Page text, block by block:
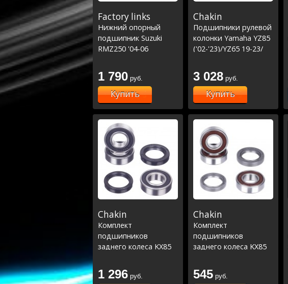
Factory links
Нижний опорный
подшипник Suzuki
RMZ250 '04-06
'98-07 KX250F '04-14
KX450F '06-14 KX65 00-
23 (29-5022)
1 790 руб.
Купить
Chakin
Подшипники рулевой
колонки Yamaha YZ85
('02-'23)/YZ65 19-23/
1022)
3 028 руб.
Купить
Chakin
Комплект
подшипников
заднего колеса KX85
1 296 руб.
Chakin
Комплект
подшипников
заднего колеса KX85
545 руб.